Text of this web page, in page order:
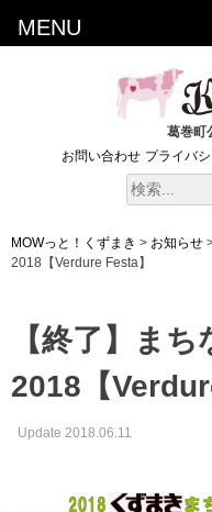
葛巻町
お問い合わせ プライバ
MOWっと！くずまき > お知らせ
2018【Verdure Festa】
【終了】ま
2018【
Update 2018.06.11
MENU